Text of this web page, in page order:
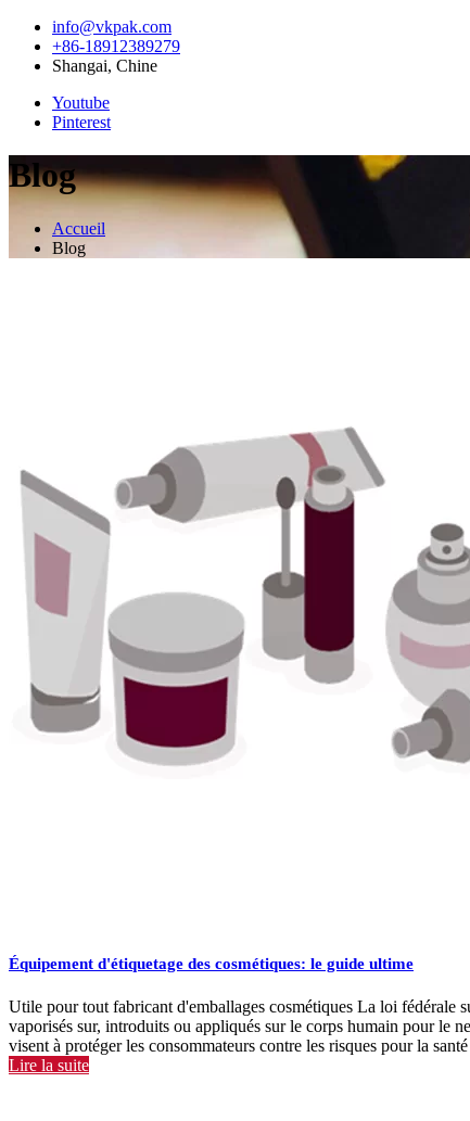
info@vkpak.com
+86-18912389279
Shangai, Chine
Youtube
Pinterest
Blog
Accueil
Blog
Équipement d'étiquetage des cosmétiques: le guide ultime
Utile pour tout fabricant d'emballages cosmétiques La loi fédérale
vaporisés sur, introduits ou appliqués sur le corps humain pour le
visent à protéger les consommateurs contre les risques pour la
Lire la suite